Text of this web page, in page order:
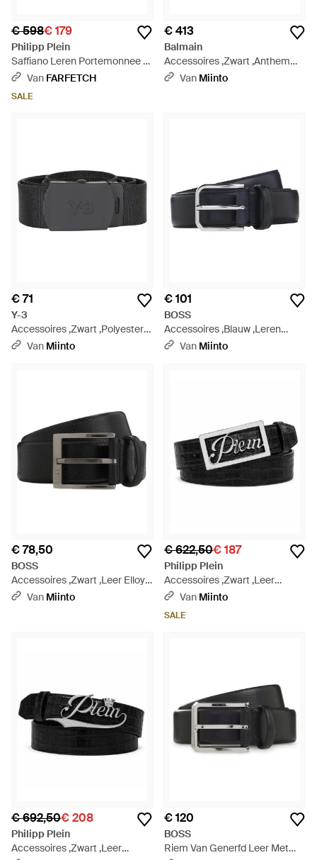
€ 598€ 179
Philipp Plein
Saffiano Leren Portemonnee -
Zwart
Van FARFETCH
SALE
€ 413
Balmain
Accessoires ,Zwart ,Anthem
Glad Leren Riem - Zwart
Van Miinto
€ 71
Y-3
Accessoires ,Zwart ,Polyester
Classic Logo Belt - Zwart
Van Miinto
€ 101
BOSS
Accessoires ,Blauw ,Leren
Zakelijke Riem Met Gepolijpte
Van Miinto
€ 78,50
BOSS
Accessoires ,Zwart ,Leer Elloy
Riem - Zwart
Van Miinto
€ 622,50€ 187
Philipp Plein
Accessoires ,Zwart ,Leer
Leather Belt Cocco - Zwart
Van Miinto
SALE
€ 692,50€ 208
Philipp Plein
Accessoires ,Zwart ,Leer
€ 120
BOSS
Riem Van Generfd Leer Met